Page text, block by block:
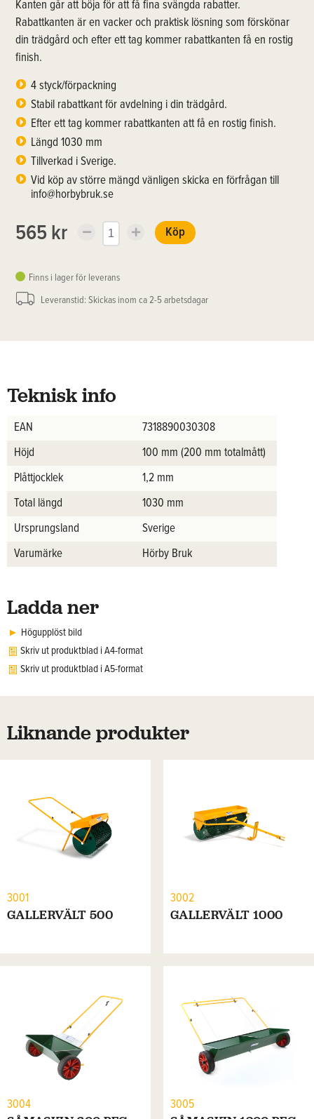
Kanten går att böja för att få fina svängda rabatter.
Rabattkanten är en vacker och praktisk lösning som förskönar
din trädgård och efter ett tag kommer rabattkanten få en rostig
finish.
4 styck/förpackning
Stabil rabattkant för avdelning i din trädgård.
Efter ett tag kommer rabattkanten att få en rostig finish.
Längd 1030 mm
Tillverkad i Sverige.
Vid köp av större mängd vänligen skicka en förfrågan till
info@horbybruk.se
565 kr Köp
Finns i lager för leverans
Leveranstid: Skickas inom ca 2-5 arbetsdagar
Teknisk info
EAN
7318890030308
Höjd
100 mm (200 mm totalmått)
Plåttjocklek
1,2 mm
Total längd
1030 mm
Ursprungsland
Sverige
Varumärke
Hörby Bruk
Ladda ner
Högupplöst bild
Skriv ut produktblad i A4-format
Skriv ut produktblad i A5-format
Liknande produkter
3001
GALLERVÄLT 500
3002
GALLERVÄLT 1000
3004 3005